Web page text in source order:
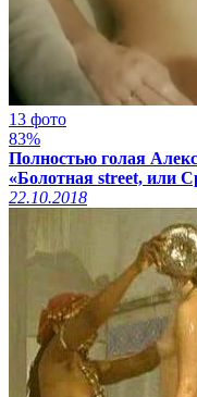
13 фото
83%
Полностью голая
«Болотная street, или
22.10.2018